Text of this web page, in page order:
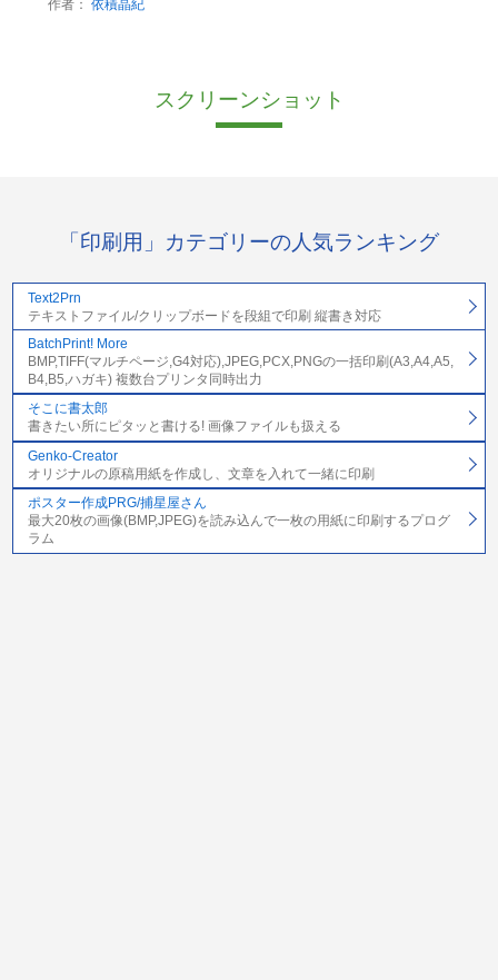
作者： 依積晶紀
スクリーンショット
「印刷用」カテゴリーの人気ランキング
Text2Prn
テキストファイル/クリップボードを段組で印刷 縦書き対応
BatchPrint! More
BMP,TIFF(マルチページ,G4対応),JPEG,PCX,PNGの一括印刷(A3,A4,A5,
B4,B5,ハガキ) 複数台プリンタ同時出力
そこに書太郎
書きたい所にピタッと書ける! 画像ファイルも扱える
Genko-Creator
オリジナルの原稿用紙を作成し、文章を入れて一緒に印刷
ポスター作成PRG/捕星屋さん
最大20枚の画像(BMP,JPEG)を読み込んで一枚の用紙に印刷するプログ
ラム